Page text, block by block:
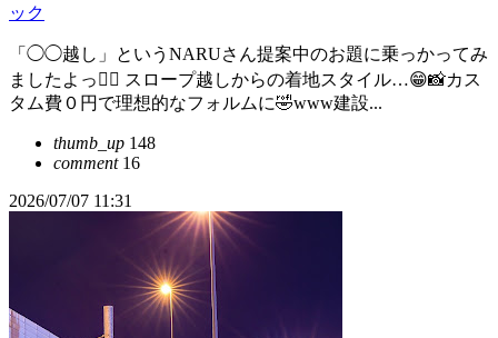
ック
「◯◯越し」というNARUさん提案中のお題に乗っかってみ
ましたよっ👍🏼 スロープ越しからの着地スタイル…😁📸カス
タム費０円で理想的なフォルムに🤣www建設...
thumb_up 148
comment16
2026/07/07 11:31